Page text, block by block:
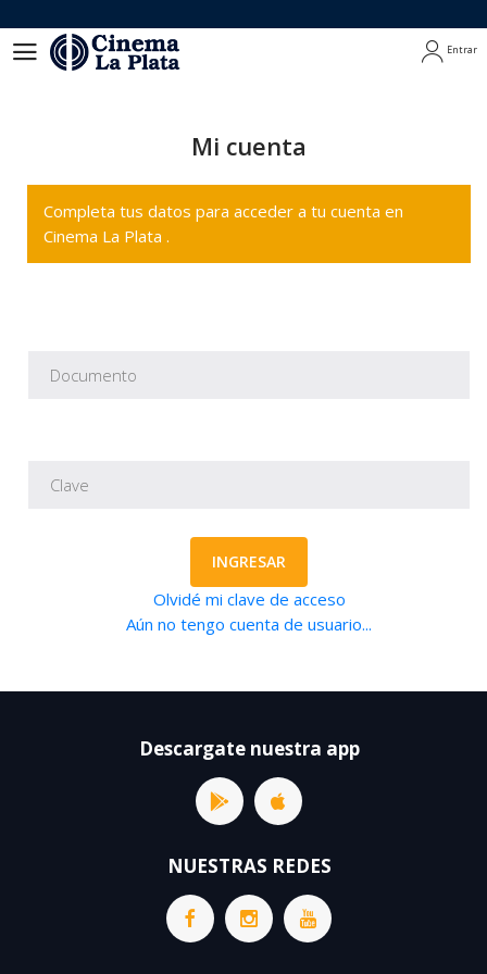
Entrar
Mi cuenta
Completa tus datos para acceder a tu cuenta en
Cinema La Plata .
INGRESAR
Olvidé mi clave de acceso
Aún no tengo cuenta de usuario...
Descargate nuestra app
NUESTRAS REDES